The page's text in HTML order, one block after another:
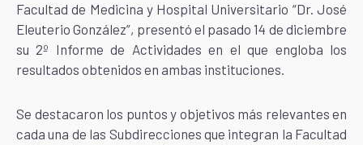
Facultad de Medicina y Hospital Universitario “Dr. José
Eleuterio González”, presentó el pasado 14 de diciembre
su 2º Informe de Actividades en el que engloba los
resultados obtenidos en ambas instituciones.
Se destacaron los puntos y objetivos más relevantes en
cada una de las Subdirecciones que integran la Facultad